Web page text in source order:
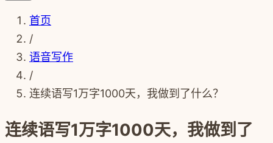
首页
/
语音写作
/
连续语写1万字1000天，我做到了什么？
连续语写1万字1000天，我做到了